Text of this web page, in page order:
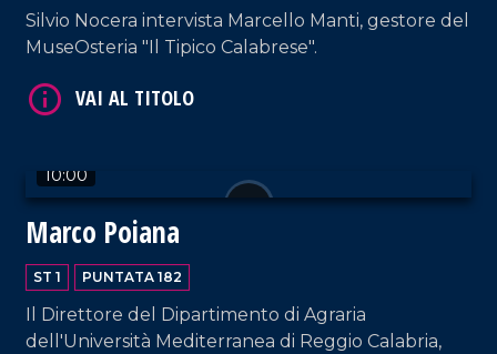
Silvio Nocera intervista Marcello Manti, gestore del
MuseOsteria "Il Tipico Calabrese".
10:00
Marco Poiana
ST 1 PUNTATA 182
Il Direttore del Dipartimento di Agraria
dell'Università Mediterranea di Reggio Calabria,
VAI AL TITOLO
VAI AL TITOLO